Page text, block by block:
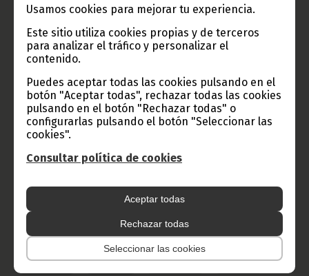
Usamos cookies para mejorar tu experiencia.
Este sitio utiliza cookies propias y de terceros
para analizar el tráfico y personalizar el
contenido.
Puedes aceptar todas las cookies pulsando en el
botón "Aceptar todas", rechazar todas las cookies
pulsando en el botón "Rechazar todas" o
configurarlas pulsando el botón "Seleccionar las
cookies".
Consultar política de cookies
Aceptar todas
Rechazar todas
Seleccionar las cookies
TVGE
Radio Nacional de Guinea
Ecuatorial
Haz click aquí para escuchar ahora
Noticias Gobierno
Presidencia
África
Deportes Vicepresidencia
COVID-19 Cultura